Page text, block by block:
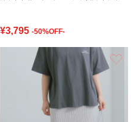
¥3,795 -50%OFF-